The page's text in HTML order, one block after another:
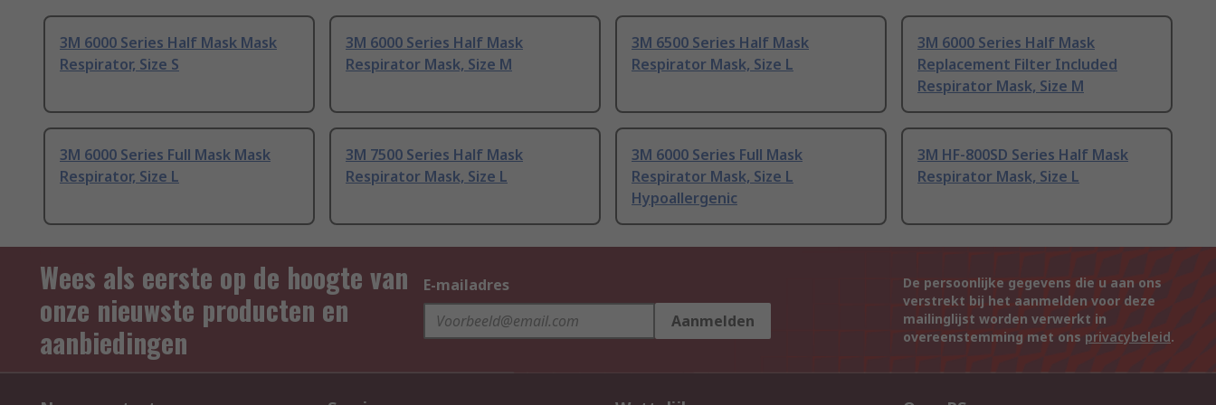
3M 6000 Series Half Mask Mask
Respirator, Size S
3M 6000 Series Half Mask
Respirator Mask, Size M
3M 6500 Series Half Mask
Respirator Mask, Size L
3M 6000 Series Half Mask
Replacement Filter Included
Respirator Mask, Size M
3M 6000 Series Full Mask Mask
Respirator, Size L
3M 7500 Series Half Mask
Respirator Mask, Size L
3M 6000 Series Full Mask
Respirator Mask, Size L
Hypoallergenic
3M HF-800SD Series Half Mask
Respirator Mask, Size L
Wees als eerste op de hoogte van
onze nieuwste producten en
aanbiedingen
E-mailadres
Aanmelden
De persoonlijke gegevens die u aan ons
verstrekt bij het aanmelden voor deze
mailinglijst worden verwerkt in
overeenstemming met ons privacybeleid.